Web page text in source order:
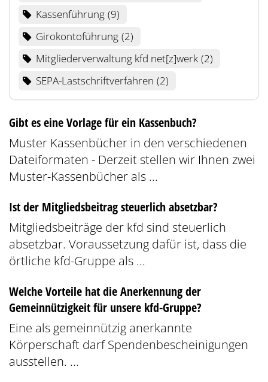
Kassenführung 9
Girokontoführung 2
Mitgliederverwaltung kfd net[z]werk 2
SEPA-Lastschriftverfahren 2
Gibt es eine Vorlage für ein Kassenbuch?
Muster Kassenbücher in den verschiedenen
Dateiformaten - Derzeit stellen wir Ihnen zwei
Muster-Kassenbücher als ...
Ist der Mitgliedsbeitrag steuerlich absetzbar?
Mitgliedsbeiträge der kfd sind steuerlich
absetzbar. Voraussetzung dafür ist, dass die
örtliche kfd-Gruppe als ...
Welche Vorteile hat die Anerkennung der
Gemeinnützigkeit für unsere kfd-Gruppe?
Eine als gemeinnützig anerkannte
Körperschaft darf Spendenbescheinigungen
ausstellen. ...